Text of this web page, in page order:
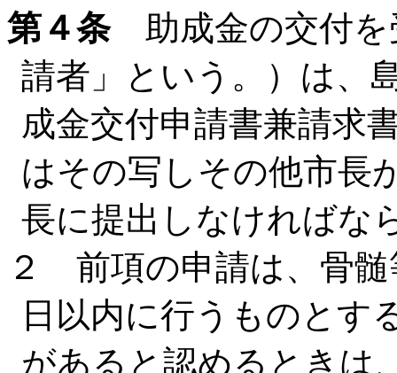
第４条助成金の交付を
請者」という。）は、
成金交付申請書兼請求
はその写しその他市長
長に提出しなければな
２ 前項の申請は、骨髄
日以内に行うものとす
があると認めるときは